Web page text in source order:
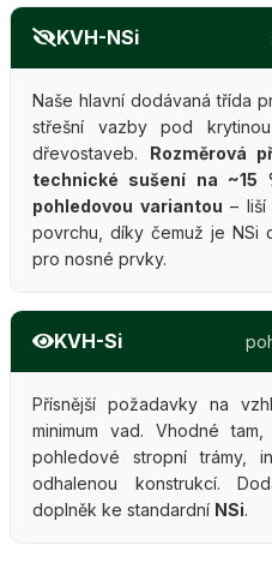
KVH-NSi
Naše hlavní dodávaná třída
střešní vazby pod
dřevostaveb. Rozměrová
technické sušení na ~15
pohledovou variantou –
povrchu, díky čemuž je NSi
pro nosné prvky.
KVH-Si
Přísnější požadavky na
minimum vad. Vhodné
pohledové stropní trámy,
odhalenou konstrukcí.
doplněk ke standardní NSi.